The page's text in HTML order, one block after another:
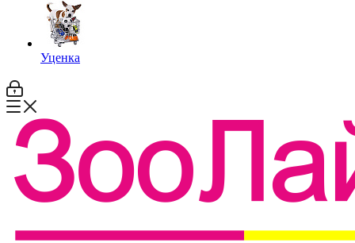
Уценка